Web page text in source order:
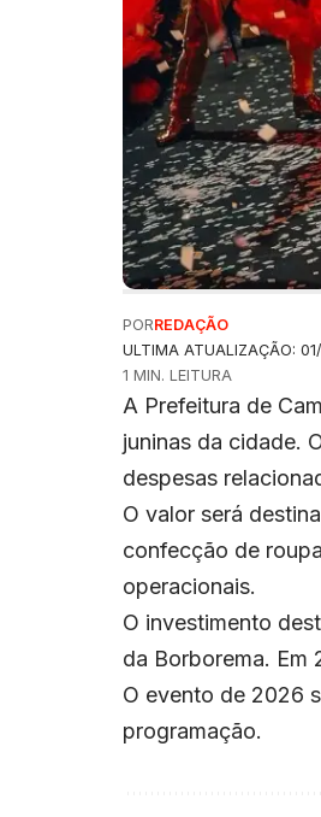
ULTIMA ATUALIZAÇÃO:
PORREDAÇÃO
1 MIN. LEITURA
A Prefeitura de
juninas da cidade.
despesas
O valor será
confecção de
operacionais.
O investimento
da Borborema. Em
O evento de 2026
programação.